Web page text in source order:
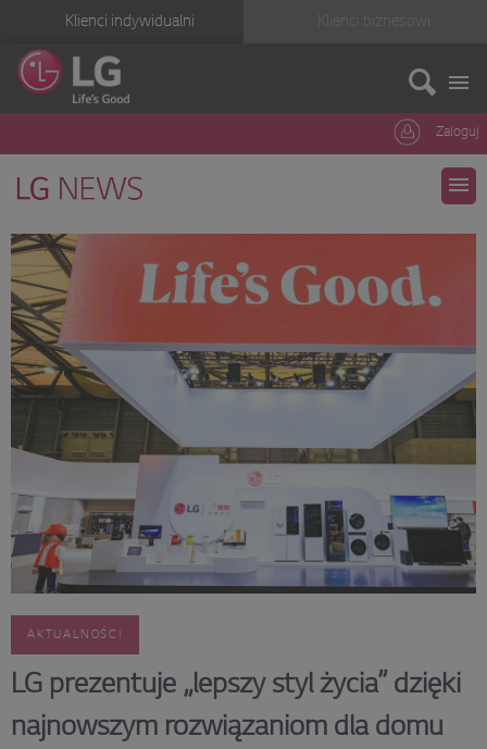
Klienci indywidualni
Zaloguj
AKTUALNOŚCI
LG prezentuje „lepszy styl życia” dzięki
najnowszym rozwiązaniom dla domu